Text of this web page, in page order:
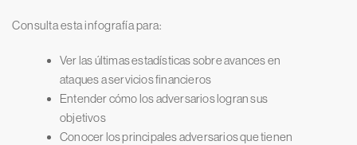
Consulta esta infografía para:
Ver las últimas estadísticas sobre avances en
ataques a servicios financieros
Entender cómo los adversarios logran sus
objetivos
Conocer los principales adversarios que tienen